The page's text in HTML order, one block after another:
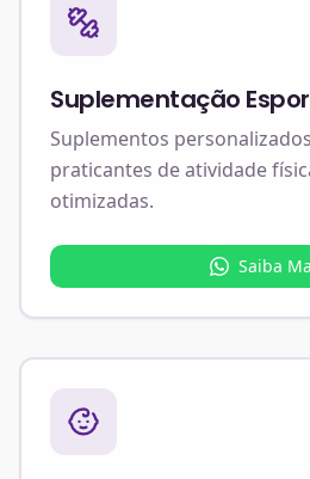
Suplementação
Suplementos
praticantes de atividade
otimizadas.
Saiba